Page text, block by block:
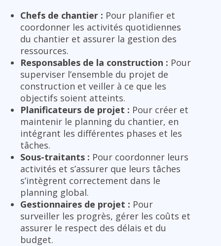
Chefs de chantier : Pour planifier et
coordonner les activités quotidiennes
du chantier et assurer la gestion des
ressources.
Responsables de la construction : Pour
superviser l’ensemble du projet de
construction et veiller à ce que les
objectifs soient atteints.
Planificateurs de projet : Pour créer et
maintenir le planning du chantier, en
intégrant les différentes phases et les
tâches.
Sous-traitants : Pour coordonner leurs
activités et s’assurer que leurs tâches
s’intègrent correctement dans le
planning global.
Gestionnaires de projet : Pour
surveiller les progrès, gérer les coûts et
assurer le respect des délais et du
budget.